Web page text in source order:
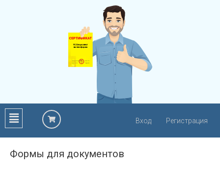
Вход Регистрация
Формы для документов